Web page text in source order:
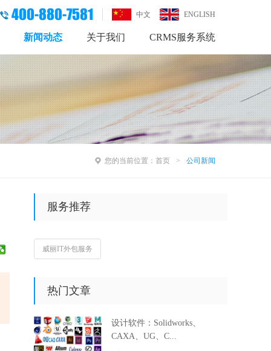
400-880-7581 中文 ENGLISH
新闻动态 关于我们 CRMS服务系统
您的当前位置： 首页 公司新闻
服务推荐
威丽IT外包服务
热门文章
设计软件：Solidworks、
CAXA、UG、C...